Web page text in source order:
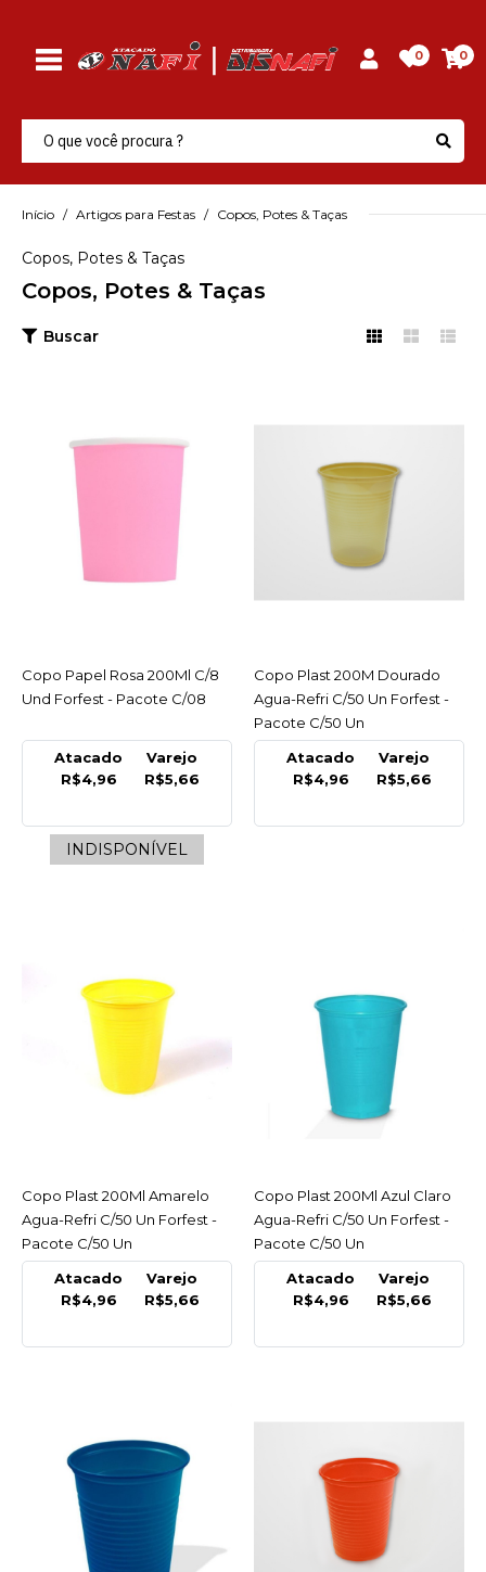
0 0
Início Artigos para Festas Copos, Potes & Taças
Copos, Potes & Taças
Copos, Potes & Taças
Buscar
INDISPONÍVEL
COMPARAR
LISTA DE DESEJO
Dourado Agua-Refri C/50
COMPARAR
LISTA DE DESEJO
Copo Plast 200Ml
Un
R$5,66
COMPRAR
COMPARAR
Copo Plast 200Ml Azul
Claro Agua-Refri C/50 Un
Forfest - Pacote C/50 Un
ACESSAR
Copo Papel Rosa 200Ml C/8
Und Forfest - Pacote C/08
Atacado
R$4,96
Varejo
R$5,66
INDISPONÍVEL
ACESSAR
Copo Plast 200M Dourado
Agua-Refri C/50 Un Forfest -
Pacote C/50 Un
Atacado
R$4,96
Varejo
R$5,66
ACESSAR
Copo Plast 200Ml Amarelo
Agua-Refri C/50 Un Forfest -
Pacote C/50 Un
Atacado
R$4,96
Varejo
R$5,66
ACESSAR
Copo Plast 200Ml Azul Claro
Agua-Refri C/50 Un Forfest -
Pacote C/50 Un
Atacado
R$4,96
Varejo
R$5,66